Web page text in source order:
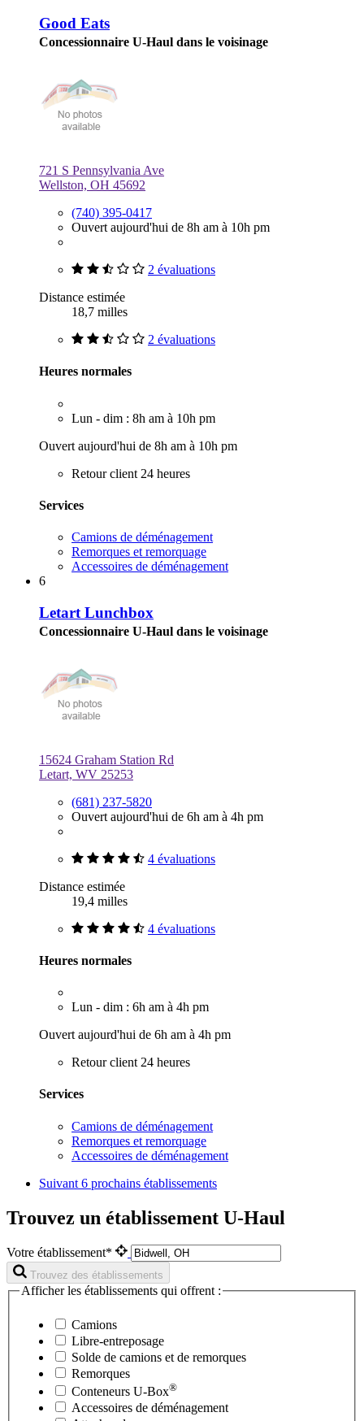
Good Eats
Concessionnaire U-Haul dans le voisinage
721 S Pennsylvania Ave
Wellston, OH 45692
(740) 395-0417
Ouvert aujourd'hui de 8h am à 10h pm
2 évaluations
Distance estimée
18,7 milles
2 évaluations
Heures normales
Lun - dim : 8h am à 10h pm
Ouvert aujourd'hui de 8h am à 10h pm
Retour client 24 heures
Services
Camions de déménagement
Remorques et remorquage
Accessoires de déménagement
6
Letart Lunchbox
Concessionnaire U-Haul dans le voisinage
15624 Graham Station Rd
Letart, WV 25253
(681) 237-5820
Ouvert aujourd'hui de 6h am à 4h pm
4 évaluations
Distance estimée
19,4 milles
4 évaluations
Heures normales
Lun - dim : 6h am à 4h pm
Ouvert aujourd'hui de 6h am à 4h pm
Retour client 24 heures
Services
Camions de déménagement
Remorques et remorquage
Accessoires de déménagement
Suivant 6 prochains établissements
Trouvez un établissement U-Haul
Votre établissement*
Trouvez des établissements
Afficher les établissements qui offrent :
Camions
Libre-entreposage
Solde de camions et de remorques
Remorques
Conteneurs U-Box®
Accessoires de déménagement